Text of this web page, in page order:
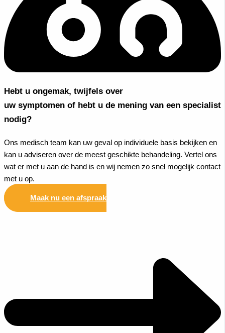
Hebt u ongemak, twijfels over
uw symptomen of hebt u de mening van een specialist
nodig?
Ons medisch team kan uw geval op individuele basis bekijken en
kan u adviseren over de meest geschikte behandeling. Vertel ons
wat er met u aan de hand is en wij nemen zo snel mogelijk contact
met u op.
Maak nu een afspraak